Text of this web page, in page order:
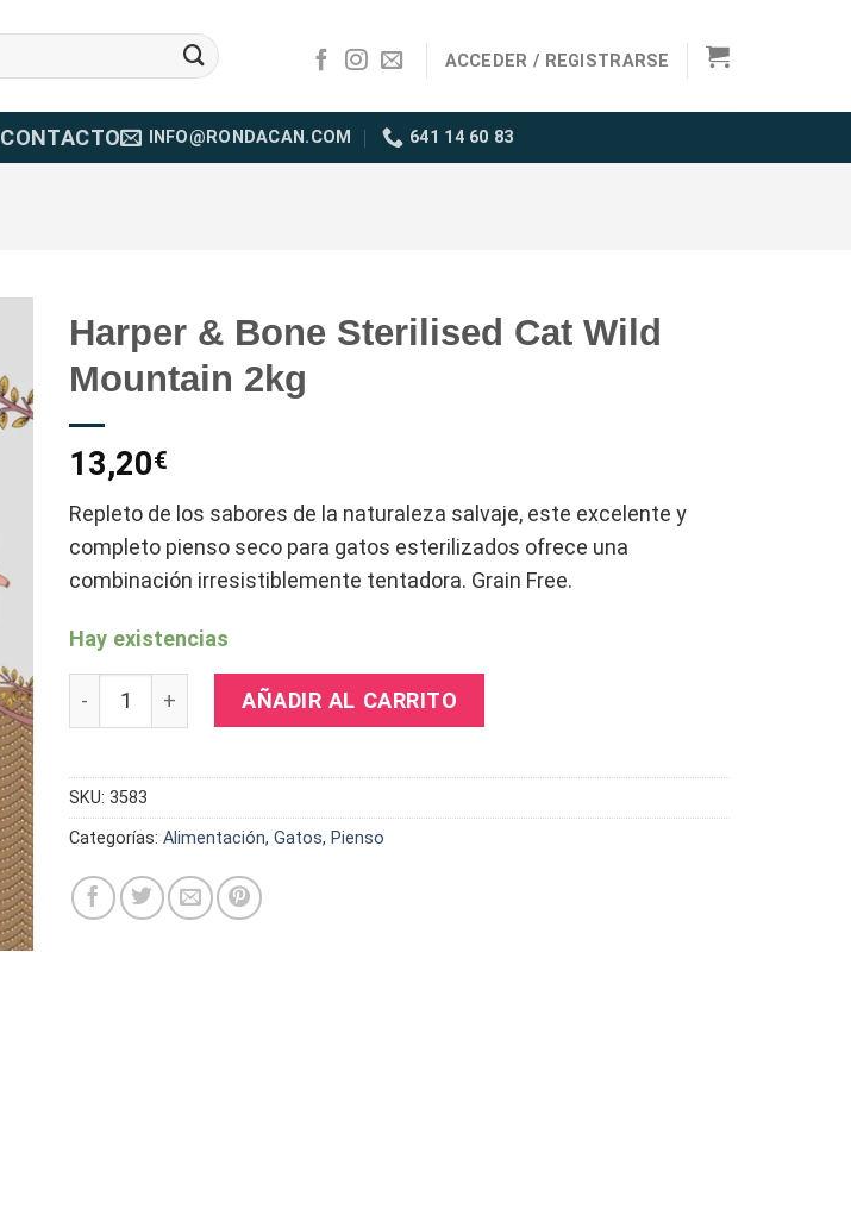
ACCEDER / REGISTRARSE
CONTACTO INFO@RONDACAN.COM 641 14 60 83
Harper & Bone Sterilised Cat Wild
Mountain 2kg
13,20€
Repleto de los sabores de la naturaleza salvaje, este excelente y
completo pienso seco para gatos esterilizados ofrece una
combinación irresistiblemente tentadora. Grain Free.
Hay existencias
Harper & Bone Sterilised Cat Wild Mountain 2kg cantidad
AÑADIR AL CARRITO
SKU: 3583
Categorías: Alimentación, Gatos, Pienso